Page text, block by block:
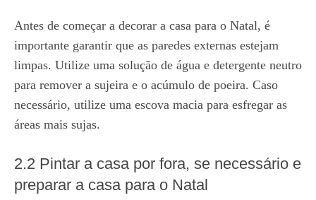
Antes de começar a decorar a casa para o Natal, é
importante garantir que as paredes externas estejam
limpas. Utilize uma solução de água e detergente neutro
para remover a sujeira e o acúmulo de poeira. Caso
necessário, utilize uma escova macia para esfregar as
áreas mais sujas.
2.2 Pintar a casa por fora, se necessário e
preparar a casa para o Natal